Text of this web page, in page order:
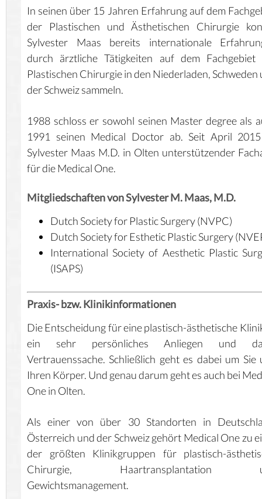
In seinen über 15 Jahren Erfahrung auf dem
der Plastischen und Ästhetischen Chirurgie
Sylvester Maas bereits internationale
durch ärztliche Tätigkeiten auf dem Fachgebiet
Plastischen Chirurgie in den Niederladen, Schweden
der Schweiz sammeln.
1988 schloss er sowohl seinen Master degree als
1991 seinen Medical Doctor ab. Seit April
Sylvester Maas M.D. in Olten unterstützender
für dieMedical One.
Mitgliedschaften von Sylvester M. Maas, M.D.
Dutch Society for Plastic Surgery (NVPC)
Dutch Society for Esthetic Plastic Surgery
International Society of Aesthetic Plastic
(ISAPS)
Praxis- bzw. Klinikinformationen
Die Entscheidung für eine plastisch-ästhetische
ein sehr persönliches Anliegen und
Vertrauenssache. Schließlich geht es dabei um Sie
Ihren Körper. Und genau darum geht es auch bei
One in Olten.
Als einer von über 30 Standorten in
Österreich und der Schweiz gehört Medical One zu
der größten Klinikgruppen für plastisch-
Chirurgie, Haartransplantation
Gewichtsmanagement.